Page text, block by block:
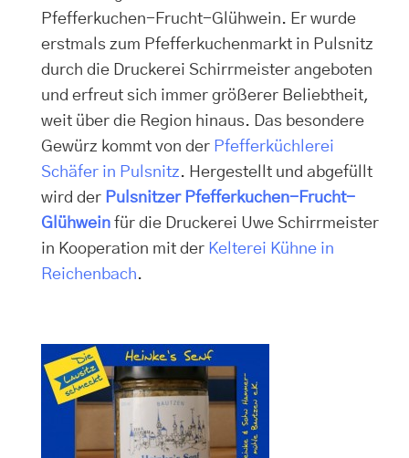
Pfefferkuchen-Frucht-Glühwein. Er wurde
erstmals zum Pfefferkuchenmarkt in Pulsnitz
durch die Druckerei Schirrmeister angeboten
und erfreut sich immer größerer Beliebtheit,
weit über die Region hinaus. Das besondere
Gewürz kommt von der Pfefferküchlerei
Schäfer in Pulsnitz. Hergestellt und abgefüllt
wird der Pulsnitzer Pfefferkuchen-Frucht-
Glühwein für die Druckerei Uwe Schirrmeister
in Kooperation mit der Kelterei Kühne in
Reichenbach.